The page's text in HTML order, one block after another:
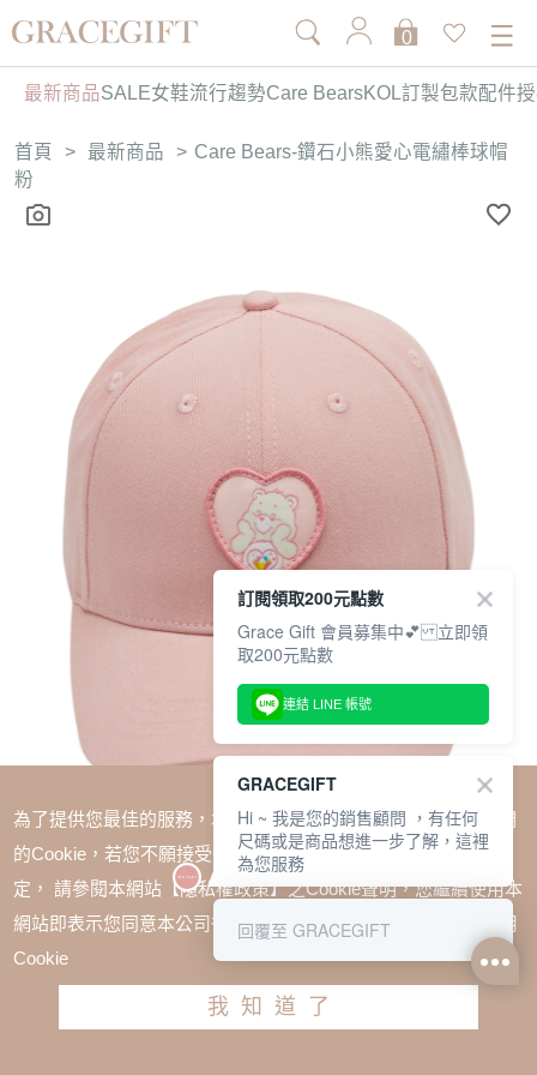
0
最新商品SALE女鞋流行趨勢Care BearsKOL訂製包款配件
首頁 > 最新商品 > Care Bears-鑽石小熊愛心電繡棒球帽
粉
Care Bears-鑽石小熊愛心電繡棒球帽 粉
為了提供您最佳的服務，本網站會在您的電腦中放置並取用我們
的Cookie，若您不願接受Cookie時應如何變更電腦的Cookie設
定， 請參閱本網站【隱私權政策】之Cookie聲明，您繼續使用本
網站即表示您同意本公司得按本網站使用條款之Cookie聲明使用
Cookie
我知道了
訂閱領取200元點數
Grace Gift 會員募集中💕 立即領
取200元點數
連結 LINE 帳號
GRACEGIFT
Hi ~ 我是您的銷售顧問 ，有任何
尺碼或是商品想進一步了解，這裡
為您服務
回覆至 GRACEGIFT